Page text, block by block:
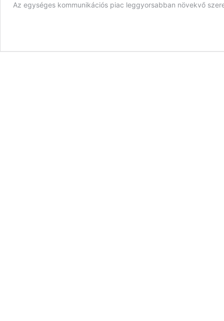
Az egységes kommunikációs piac leggyorsabban növekvő